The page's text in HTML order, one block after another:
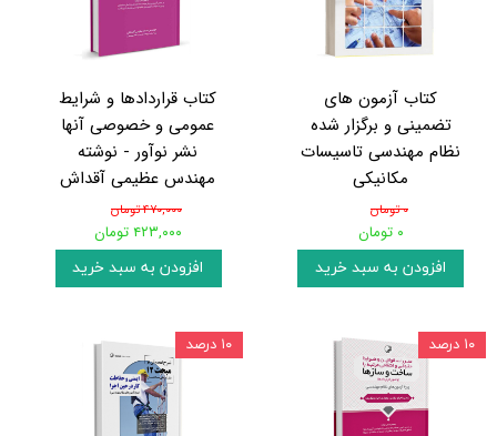
کتاب آزمون های
تضمینی و برگزار شده
نظام مهندسی تاسیسات
مکانیکی
۰ تومان
۰ تومان
افزودن به سبد خرید
کتاب قراردادها و شرایط
عمومی و خصوصی آنها
نشر نوآور - نوشته
مهندس عظیمی آقداش
۴۷۰,۰۰۰ تومان
۴۲۳,۰۰۰ تومان
افزودن به سبد خرید
۱۰ درصد ۱۰ درصد